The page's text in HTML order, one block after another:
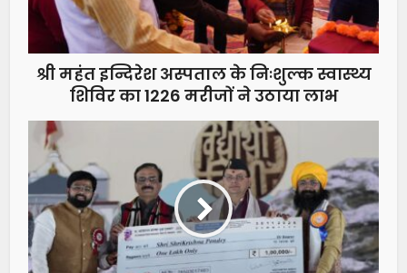
श्री महंत इन्दिरेश अस्पताल के निःशुल्क स्वास्थ्य
शिविर का 1226 मरीजों ने उठाया लाभ